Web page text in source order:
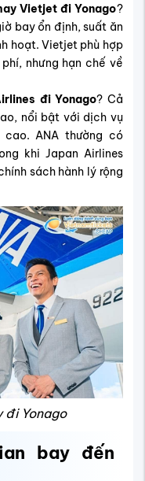
Vietjet đi Yonago?
bay ổn định, suất ăn
hoạt. Vietjet phù hợp
nhưng hạn chế về
đi Yonago? Cả
nổi bật với dịch vụ
cao. ANA thường có
khi Japan Airlines
sách hành lý rộng
đi Yonago
bay đến